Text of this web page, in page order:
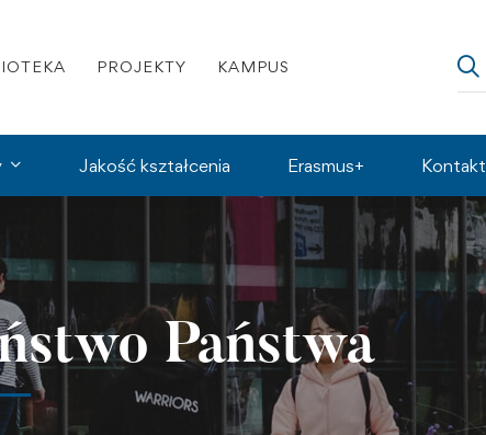
PROJEKTY KAMPUS
Jakość kształcenia Erasmus+ Kontakt
Państwa